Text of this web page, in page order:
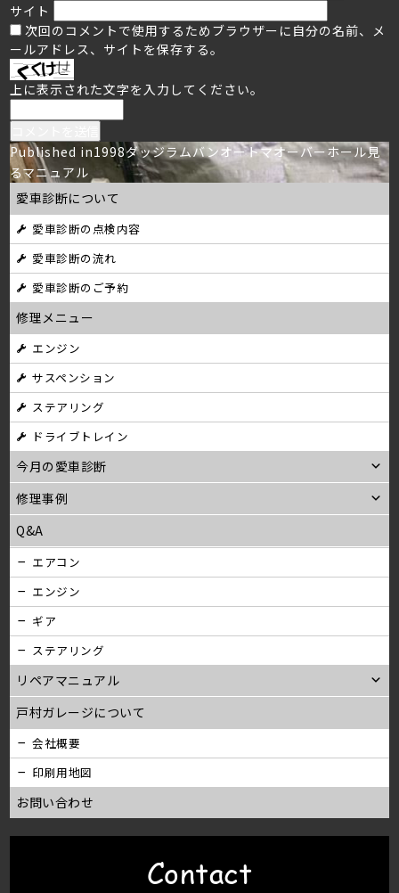
サイト
次回のコメントで使用するためブラウザーに自分の名前、メ
ールアドレス、サイトを保存する。
上に表示された文字を入力してください。
投
稿
ナ
ビ
ゲ
ー
シ
ョ
ン
Published in1998ダッジラムバンオートマオーバーホール見
るマニュアル
愛車診断について
愛車診断の点検内容
愛車診断の流れ
愛車診断のご予約
修理メニュー
エンジン
サスペンション
ステアリング
ドライブトレイン
今月の愛車診断
修理事例
Q&A
エアコン
エンジン
ギア
ステアリング
リペアマニュアル
戸村ガレージについて
会社概要
印刷用地図
お問い合わせ
Contact